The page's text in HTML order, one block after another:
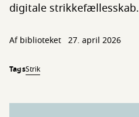
digitale strikkefællesskab.
Af biblioteket 27. april 2026
TagsStrik